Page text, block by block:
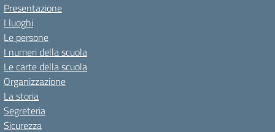
Presentazione
I luoghi
Le persone
I numeri della scuola
Le carte della scuola
Organizzazione
La storia
Segreteria
Sicurezza